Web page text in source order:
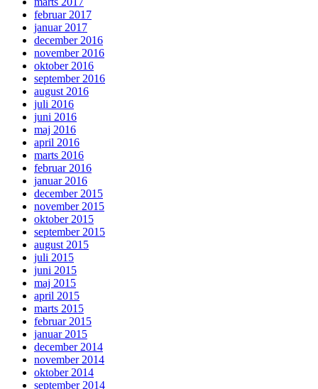
februar 2017
januar 2017
december 2016
november 2016
oktober 2016
september 2016
august 2016
juli 2016
juni 2016
maj 2016
april 2016
marts 2016
februar 2016
januar 2016
december 2015
november 2015
oktober 2015
september 2015
august 2015
juli 2015
juni 2015
maj 2015
april 2015
marts 2015
februar 2015
januar 2015
december 2014
november 2014
oktober 2014
september 2014